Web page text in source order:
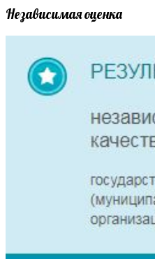
Независимая оценка